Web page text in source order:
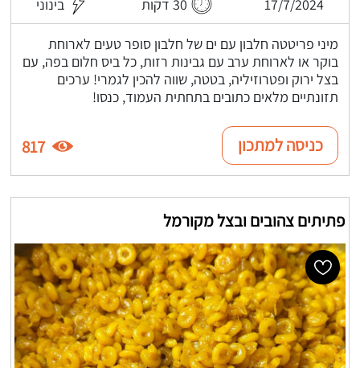
17/7/2024 30 דקות בינוני
מיני פריטטה חלבון עם ים של חלבון סופר טעים לארוחת
בוקר או לארוחת ערב עם גבינות רזות, כל ביס חלום בפה, עם
בצל ירוק ופטרוזיליה, בטטה, שווה להכין לגמרי! ערכים
תזונתיים מלאים כתובים בתחתית העמוד, כנסו!
כניסה למתכון 817
פתיתים צהובים ובצל מקורמל